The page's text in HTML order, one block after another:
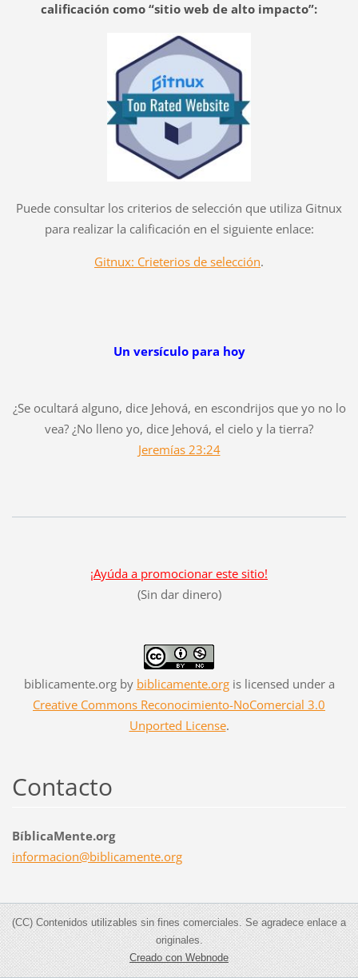
calificación como “sitio web de alto impacto”:
Puede consultar los criterios de selección que utiliza Gitnux
para realizar la calificación en el siguiente enlace:
Gitnux: Crieterios de selección.
Un versículo para hoy
¿Se ocultará alguno, dice Jehová, en escondrijos que yo no lo
vea? ¿No lleno yo, dice Jehová, el cielo y la tierra?
Jeremías 23:24
¡Ayúda a promocionar este sitio!
(Sin dar dinero)
biblicamente.orgby biblicamente.orgis licensed under a
Creative Commons Reconocimiento-NoComercial 3.0
Unported License.
Contacto
BíblicaMente.org
informacion@biblicamente.org
(CC) Contenidos utilizables sin fines comerciales. Se agradece enlace a
originales.
Creado con Webnode